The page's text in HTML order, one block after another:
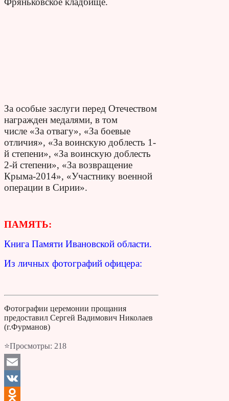
За особые заслуги перед Отечеством
награжден медалями, в том
числе «За отвагу», «За боевые
отличия», «За воинскую доблесть 1-
й степени», «За воинскую доблесть
2-й степени», «За возвращение
Крыма-2014», «Участнику военной
операции в Сирии».
ПАМЯТЬ:
Книга Памяти Ивановской области.
Из личных фотографий офицера:
Фотографии церемонии прощания
предоставил Сергей Вадимович Николаев
(г.Фурманов)
⭐Просмотры: 218
Email
VK